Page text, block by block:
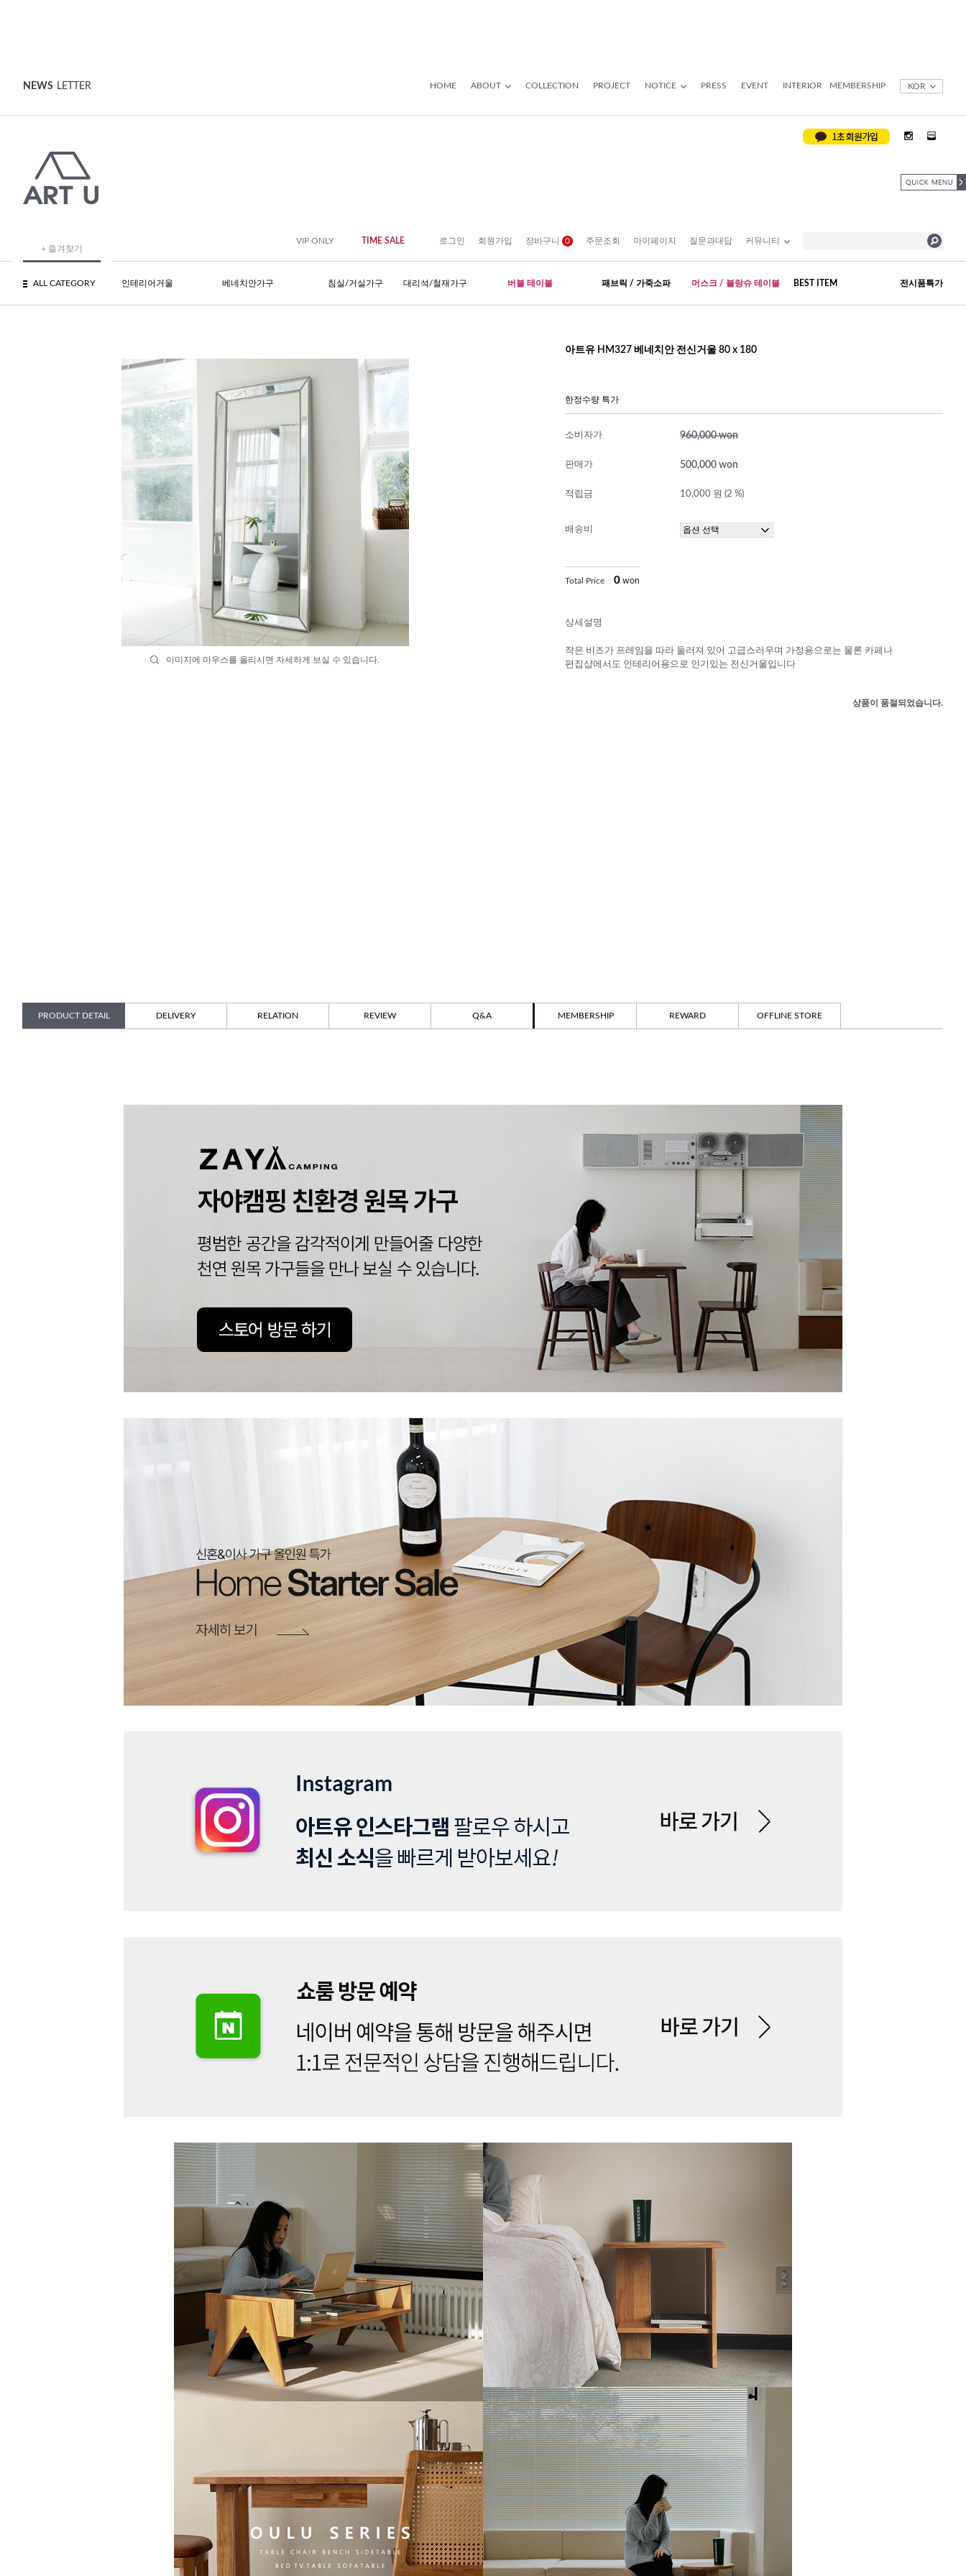
NEWS LETTER HOME ABOUT COLLECTION PROJECT NOTICE PRESS EVENT INTERIOR MEMBERSHIP KOR
+ 즐겨찾기
VIP ONLY TIME SALE 로그인 회원가입 장바구니 0 주문조회 마이페이지 질문과대답 커뮤니티
ALL CATEGORY 인테리어거울 베네치안가구 침실/거실가구 대리석/철재가구 버블 테이블 패브릭 / 가죽소파 머스크 / 블랑슈 테이블 BEST ITEM 전시품특가
이미지에 마우스를 올리시면 자세하게 보실 수 있습니다.
아트유 HM327 베네치안 전신거울 80 x 180
한정수량 특가
소비자가 960,000 won
판매가 500,000 won
적립금 10,000 원 (2 %)
배송비
Total Price 0 won
상세설명
작은 비즈가 프레임을 따라 둘러져 있어 고급스러우며 가정용으로는 물론 카페나
편집샵에서도 인테리어용으로 인기있는 전신거울입니다
상품이 품절되었습니다.
PRODUCT DETAIL DELIVERY RELATION REVIEW Q&A MEMBERSHIP REWARD OFFLINE STORE